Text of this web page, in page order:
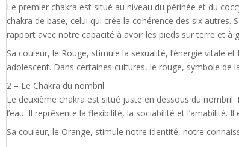
Le premier chakra est situé au niveau du périnée et du
chakra de base, celui qui crée la cohérence des six
rapport avec notre capacité à avoir les pieds sur terre et à
Sa couleur, le Rouge, stimule la sexualité, l’énergie vitale
adolescent. Dans certaines cultures, le rouge, symbole de
2 – Le Chakra du nombril
Le deuxième chakra est situé juste en dessous du
l’eau. Il représente la flexibilité, la sociabilité et
Sa couleur, le Orange, stimule notre identité, notre